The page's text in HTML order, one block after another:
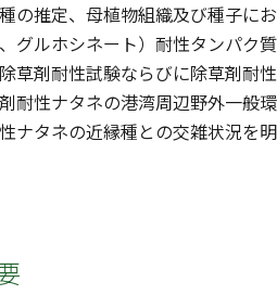
の推定、母植物組織及び種子にお
グルホシネート）耐性タンパク質
草剤耐性試験ならびに除草剤耐性
耐性ナタネの港湾周辺野外一般環
ナタネの近縁種との交雑状況を明